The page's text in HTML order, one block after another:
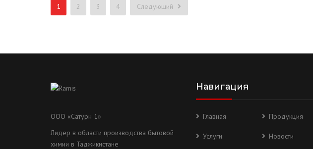
1 2 3 4 Следующий
ООО «Сатурн 1»
Лидер в области производства бытовой
химии в Таджикистане
Навигация
Главная Продукция
Услуги Новости